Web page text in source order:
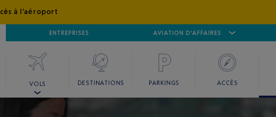
à l'aéroport
ENTREPRISES AVIATION D'AFFAIRES
AÉROPORT CANNES MANDELIEU
VOLS DESTINATIONS PARKINGS ACCÈS